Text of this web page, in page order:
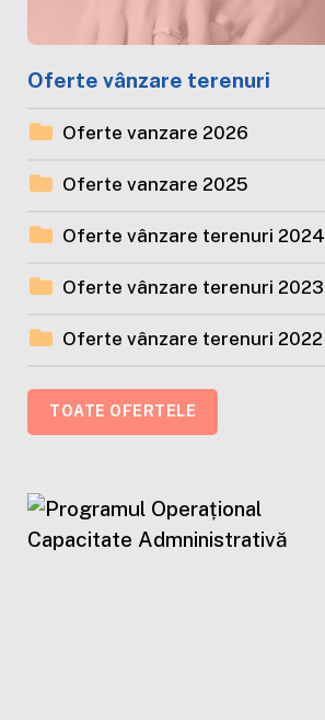
Oferte vânzare terenuri
Oferte vanzare 2026
Oferte vanzare 2025
Oferte vânzare terenuri 2024
Oferte vânzare terenuri 2023
Oferte vânzare terenuri 2022
TOATE OFERTELE